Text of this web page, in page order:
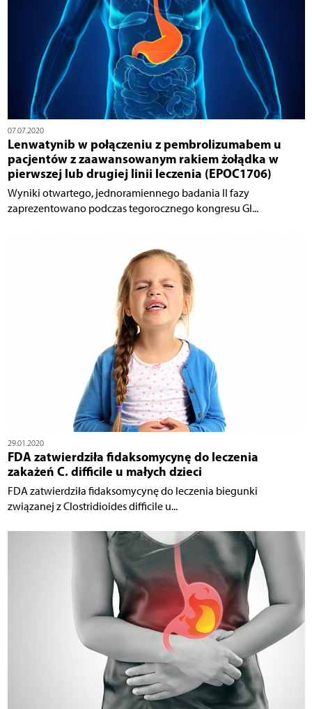
07.07.2020
Lenwatynib w połączeniu z pembrolizumabem u
pacjentów z zaawansowanym rakiem żołądka w
pierwszej lub drugiej linii leczenia (EPOC1706)
Wyniki otwartego, jednoramiennego badania II fazy
zaprezentowano podczas tegorocznego kongresu GI...
29.01.2020
FDA zatwierdziła fidaksomycynę do leczenia
zakażeń C. difficile u małych dzieci
FDA zatwierdziła fidaksomycynę do leczenia biegunki
związanej z Clostridioides difficile u...